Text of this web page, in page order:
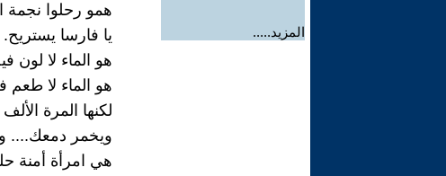
المزيد.....
همو رحلوا نجمة
يا فارسا يستريح.
هو الماء لا لون
هو الماء لا طعم
لكنها المرة الألف
ويخمر دمعك....
هي امرأة أمنة